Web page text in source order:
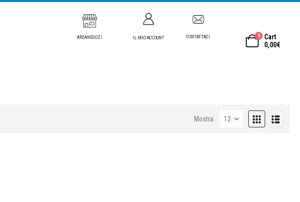
AREANEGOZI IL MIO ACCOUNT CONTATTACI 0
Cart
0,00€
Mostra: